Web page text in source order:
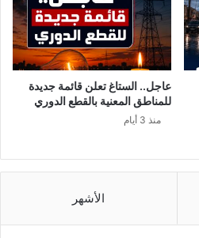
عاجل.. الستاغ تعلن قائمة جديدة
للمناطق المعنية بالقطع الدوري
منذ 3 أيام
الأشهر